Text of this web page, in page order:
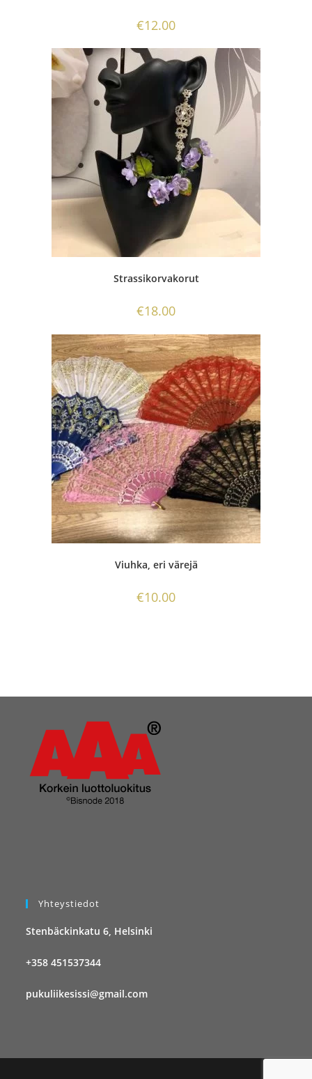
€12.00
Strassikorvakorut
€18.00
Viuhka, eri värejä
€10.00
Yhteystiedot
Stenbäckinkatu 6, Helsinki
+358 451537344
pukuliikesissi@gmail.com